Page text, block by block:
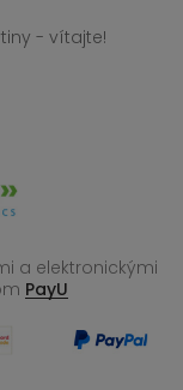
- vítajte!
a elektronickými
PayU